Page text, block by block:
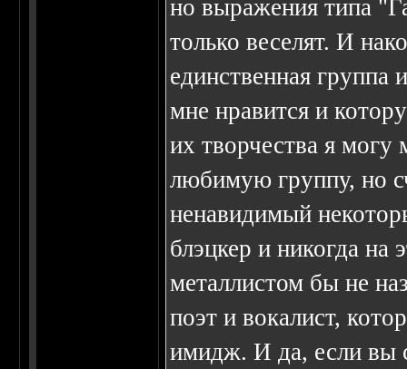
но выражения типа
только веселят. И
единственная группа
мне нравится и
их творчества я могу
любимую группу, но
ненавидимый
блэцкер и никогда на
металлистом бы не
поэт и вокалист,
имидж. И да, если вы